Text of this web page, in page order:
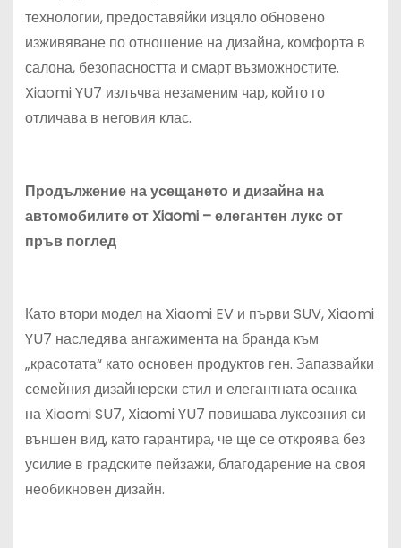
технологии, предоставяйки изцяло обновено
изживяване по отношение на дизайна, комфорта в
салона, безопасността и смарт възможностите.
Xiaomi YU7 излъчва незаменим чар, който го
отличава в неговия клас.
Продължение на усещането и дизайна на
автомобилите от Xiaomi – елегантен лукс от
пръв поглед
Като втори модел на Xiaomi EV и първи SUV, Xiaomi
YU7 наследява ангажимента на бранда към
„красотата“ като основен продуктов ген. Запазвайки
семейния дизайнерски стил и елегантната осанка
на Xiaomi SU7, Xiaomi YU7 повишава луксозния си
външен вид, като гарантира, че ще се откроява без
усилие в градските пейзажи, благодарение на своя
необикновен дизайн.